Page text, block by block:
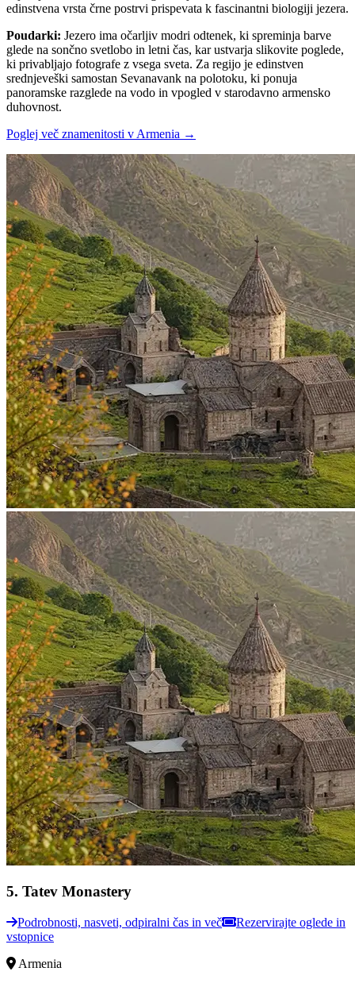
edinstvena vrsta črne postrvi prispevata k fascinantni biologiji jezera.
Poudarki: Jezero ima očarljiv modri odtenek, ki spreminja barve
glede na sončno svetlobo in letni čas, kar ustvarja slikovite poglede,
ki privabljajo fotografe z vsega sveta. Za regijo je edinstven
srednjeveški samostan Sevanavank na polotoku, ki ponuja
panoramske razglede na vodo in vpogled v starodavno armensko
duhovnost.
Poglej več znamenitosti v Armenia →
5. Tatev Monastery
Podrobnosti, nasveti, odpiralni čas in več
Rezervirajte oglede in
vstopnice
Armenia